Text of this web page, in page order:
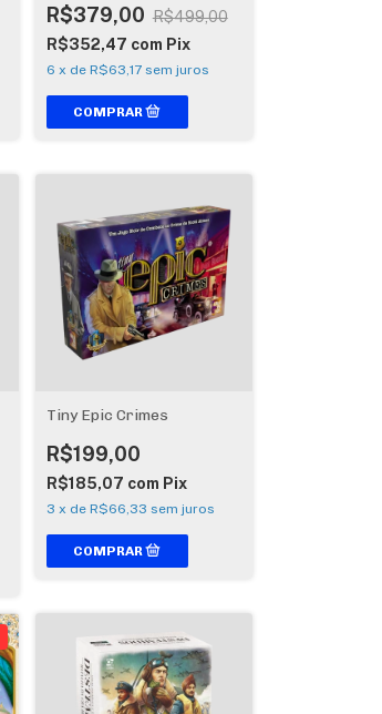
R$379,00 R$499,00
R$352,47 com Pix
6 x de R$63,17 sem juros
Tiny Epic Crimes
R$199,00
R$185,07 com Pix
3 x de R$66,33 sem juros